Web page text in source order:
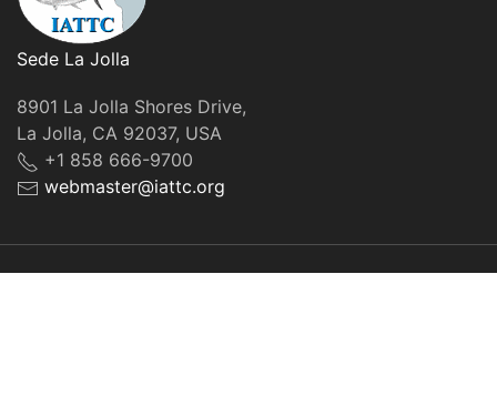
Sede La Jolla
8901 La Jolla Shores Drive,
La Jolla, CA 92037, USA
+1 858 666-9700
webmaster@iattc.org
© IATTC, 2022-2026